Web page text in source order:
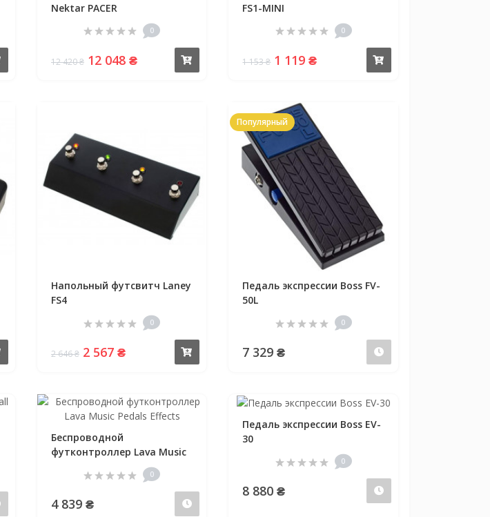
Nektar PACER
0
12 420 ₴ 12 048 ₴
FS1-MINI
0
1 153 ₴ 1 119 ₴
Напольный футсвитч Laney
FS4
0
2 646 ₴ 2 567 ₴
Популярный
Педаль экспрессии Boss FV-
50L
0
7 329 ₴
Предзаказ
Беспроводной
футконтроллер Lava Music
0
4 839 ₴
Педаль экспрессии Boss EV-
30
0
8 880 ₴